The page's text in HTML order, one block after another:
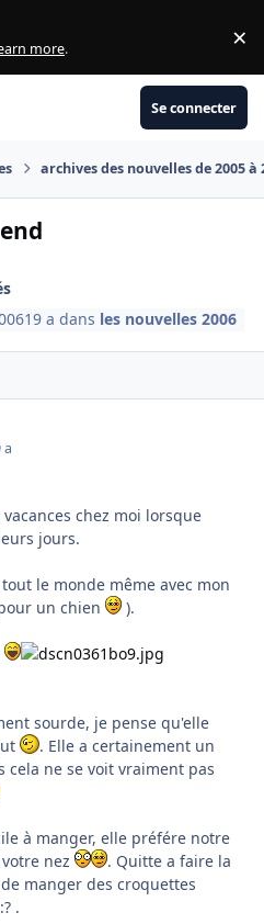
more. ×
Se connecter
archives des nouvelles de 2005 à
19 a dans les nouvelles 2006
a
chez moi lorsque
jours.
le monde même avec mon
un chien
).
sourde, je pense qu'elle
. Elle a certainement un
ne se voit vraiment pas
à manger, elle préfére notre
nez
. Quitte a faire la
manger des croquettes
.